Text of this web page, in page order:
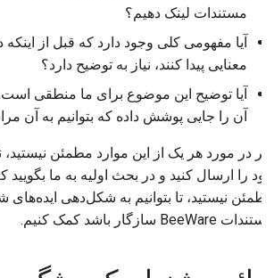
مستندات لینک دهیم؟
آیا مفهومی کلی وجود دارد که قبل از
معنایی پیدا کنند، نیاز به توضیح دارد؟
آیا توضیح این موضوع برای ما منطقی
آن را جایی پوشش داده که بتوانیم به آن
اگر در مورد هر یک از این موارد مطمئن نیستید،
خود را ارسال کنید و در بحث اولیه به ما
مطمئن نیستید، تا بتوانیم به شکل‌دهی
مستندات BeeWare سازگار باشد کمک کنیم.